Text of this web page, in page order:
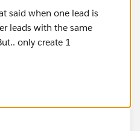
said when one lead is
leads with the same
only create 1